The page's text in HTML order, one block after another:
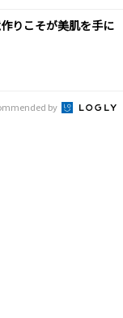
りこそが美肌を手に
by